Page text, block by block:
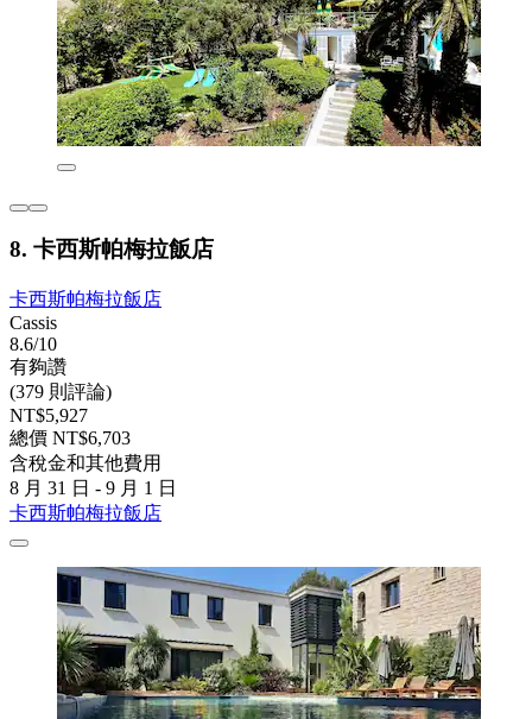
8. 卡西斯帕梅拉飯店
卡西斯帕梅拉飯店
Cassis
8.6/10
有夠讚
(379 則評論)
NT$5,927
總價 NT$6,703
含稅金和其他費用
8 月 31 日 - 9 月 1 日
卡西斯帕梅拉飯店